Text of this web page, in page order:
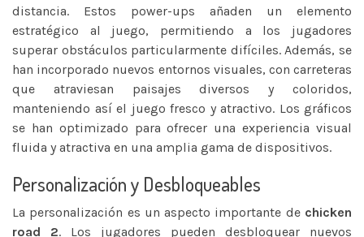
distancia. Estos power-ups añaden un elemento
estratégico al juego, permitiendo a los jugadores
superar obstáculos particularmente difíciles. Además, se
han incorporado nuevos entornos visuales, con carreteras
que atraviesan paisajes diversos y coloridos,
manteniendo así el juego fresco y atractivo. Los gráficos
se han optimizado para ofrecer una experiencia visual
fluida y atractiva en una amplia gama de dispositivos.
Personalización y Desbloqueables
La personalización es un aspecto importante de chicken
road 2. Los jugadores pueden desbloquear nuevos